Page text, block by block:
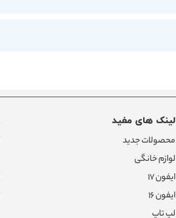
لینک های مفید
محصولات جدید
لوازم خانگی
ایفون ۱۷
ایفون ۱۶
لپ تاپ